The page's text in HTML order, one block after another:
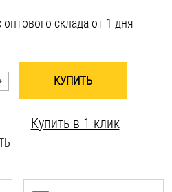
оптового склада от 1 дня
КУПИТЬ
Купить в 1 клик